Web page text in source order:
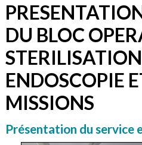
DU BLOC
ENDOSCOPIE
MISSIONS
Présentation du service